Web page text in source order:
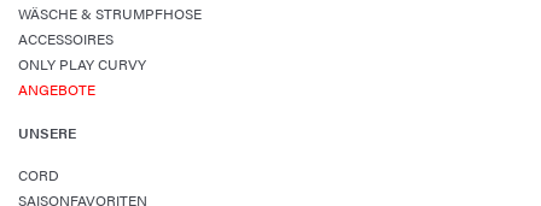
WÄSCHE & STRUMPFHOSE
ACCESSOIRES
ONLY PLAY CURVY
ANGEBOTE
UNSERE
CORD
SAISONFAVORITEN